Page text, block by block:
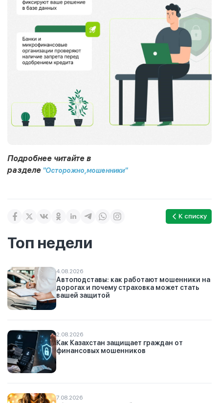
Подробнее читайте в
разделе "Осторожно,мошенники"
К списку
Топ недели
4.08.2026
Автоподставы: как работают мошенники на
дорогах и почему страховка может стать
вашей защитой
2.08.2026
Как Казахстан защищает граждан от
финансовых мошенников
7.08.2026